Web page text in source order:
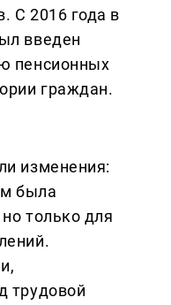
С 2016 года в
введен
пенсионных
граждан.
изменения:
была
только для
трудовой